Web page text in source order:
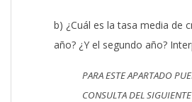
b) ¿Cuál es la tasa media de
año? ¿Y el segundo año?
PARA ESTE APARTADO
CONSULTA DEL